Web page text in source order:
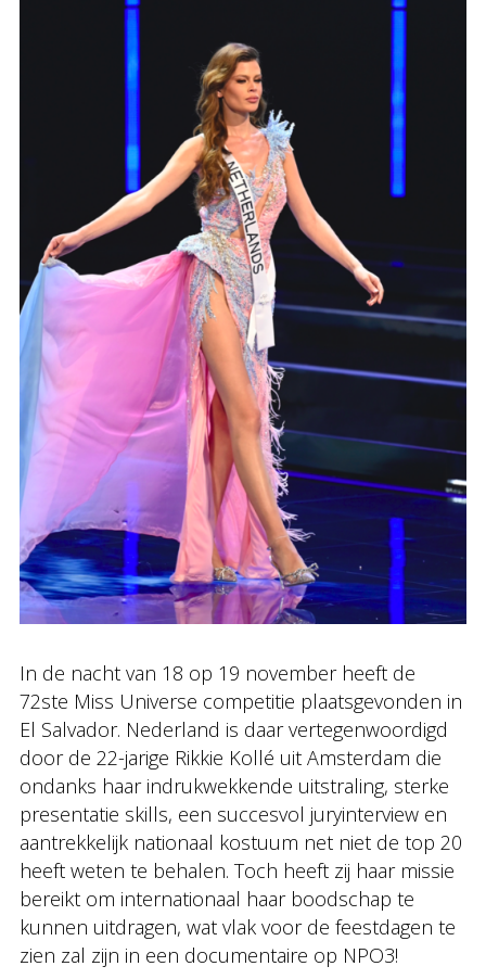
In de nacht van 18 op 19 november heeft de
72ste Miss Universe competitie plaatsgevonden in
El Salvador. Nederland is daar vertegenwoordigd
door de 22-jarige Rikkie Kollé uit Amsterdam die
ondanks haar indrukwekkende uitstraling, sterke
presentatie skills, een succesvol juryinterview en
aantrekkelijk nationaal kostuum net niet de top 20
heeft weten te behalen. Toch heeft zij haar missie
bereikt om internationaal haar boodschap te
kunnen uitdragen, wat vlak voor de feestdagen te
zien zal zijn in een documentaire op NPO3!